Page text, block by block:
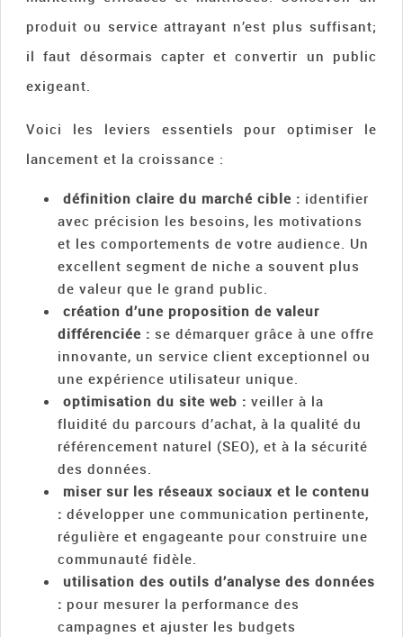
produit ou service attrayant n’est plus suffisant;
il faut désormais capter et convertir un public
exigeant.
Voici les leviers essentiels pour optimiser le
lancement et la croissance :
définition claire du marché cible : identifier
avec précision les besoins, les motivations
et les comportements de votre audience. Un
excellent segment de niche a souvent plus
de valeur que le grand public.
création d’une proposition de valeur
différenciée : se démarquer grâce à une offre
innovante, un service client exceptionnel ou
une expérience utilisateur unique.
optimisation du site web : veiller à la
fluidité du parcours d’achat, à la qualité du
référencement naturel (SEO), et à la sécurité
des données.
miser sur les réseaux sociaux et le contenu
: développer une communication pertinente,
régulière et engageante pour construire une
communauté fidèle.
utilisation des outils d’analyse des données
: pour mesurer la performance des
campagnes et ajuster les budgets